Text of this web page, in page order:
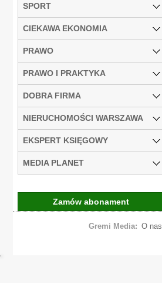
SPORT
CIEKAWA EKONOMIA
PRAWO
PRAWO I PRAKTYKA
DOBRA FIRMA
NIERUCHOMOŚCI WARSZAWA
EKSPERT KSIĘGOWY
MEDIA PLANET
Zamów abonament
Gremi Media: O nas